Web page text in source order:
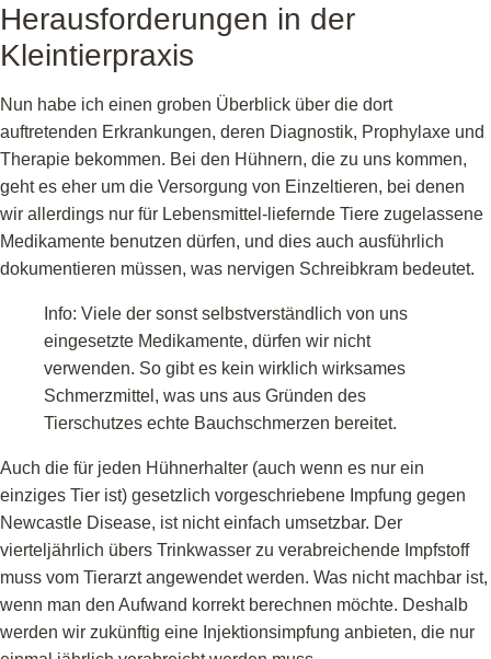
Herausforderungen in der
Kleintierpraxis
Nun habe ich einen groben Überblick über die dort
auftretenden Erkrankungen, deren Diagnostik, Prophylaxe und
Therapie bekommen. Bei den Hühnern, die zu uns kommen,
geht es eher um die Versorgung von Einzeltieren, bei denen
wir allerdings nur für Lebensmittel-liefernde Tiere zugelassene
Medikamente benutzen dürfen, und dies auch ausführlich
dokumentieren müssen, was nervigen Schreibkram bedeutet.
Info: Viele der sonst selbstverständlich von uns
eingesetzte Medikamente, dürfen wir nicht
verwenden. So gibt es kein wirklich wirksames
Schmerzmittel, was uns aus Gründen des
Tierschutzes echte Bauchschmerzen bereitet.
Auch die für jeden Hühnerhalter (auch wenn es nur ein
einziges Tier ist) gesetzlich vorgeschriebene Impfung gegen
Newcastle Disease, ist nicht einfach umsetzbar. Der
vierteljährlich übers Trinkwasser zu verabreichende Impfstoff
muss vom Tierarzt angewendet werden. Was nicht machbar ist,
wenn man den Aufwand korrekt berechnen möchte. Deshalb
werden wir zukünftig eine Injektionsimpfung anbieten, die nur